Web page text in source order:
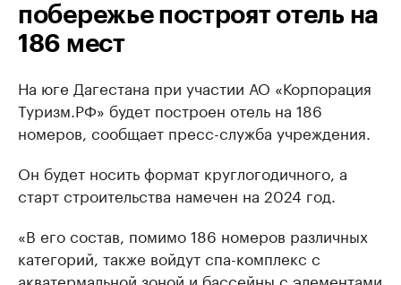
побережье построят отель на
186 мест
На юге Дагестана при участии АО «Корпорация
Туризм.РФ» будет построен отель на 186
номеров, сообщает пресс-служба учреждения.
Он будет носить формат круглогодичного, а
старт строительства намечен на 2024 год.
«В его состав, помимо 186 номеров различных
категорий, также войдут спа-комплекс с
акватермальной зоной и бассейны с элементами